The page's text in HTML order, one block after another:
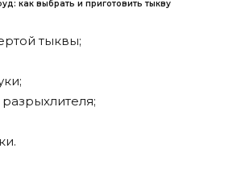
как выбрать и приготовить тыкву
тыквы;
разрыхлителя;